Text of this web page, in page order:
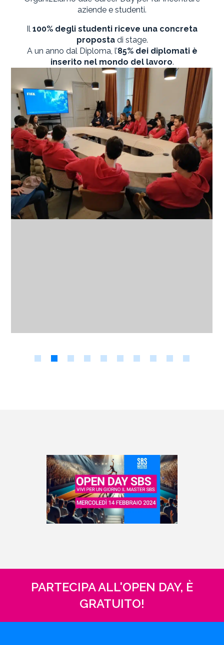
aziende e studenti.
Il 100% degli studenti riceve una concreta
propostadi stage.
A un anno dal Diploma, l’85% dei diplomati è
inserito nel mondo del lavoro.
PARTECIPA ALL'OPEN DAY, È
GRATUITO!